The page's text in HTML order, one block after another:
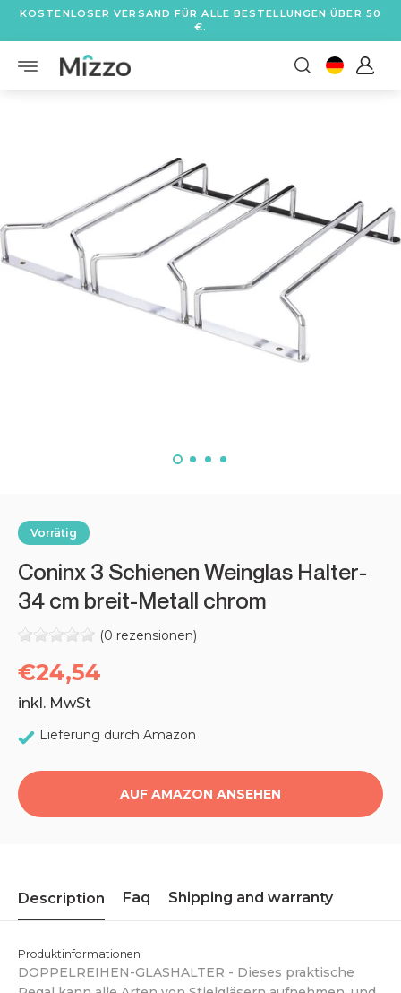
KOSTENLOSER VERSAND FÜR ALLE BESTELLUNGEN ÜBER 50
€.
Vorrätig
Coninx 3 Schienen Weinglas Halter-
34 cm breit-Metall chrom
(0 rezensionen)
Verkaufspreis
€24,54
inkl. MwSt
Lieferung durch Amazon
AUF AMAZON ANSEHEN
Description Faq Shipping and warranty
Produktinformationen
DOPPELREIHEN-GLASHALTER - Dieses praktische